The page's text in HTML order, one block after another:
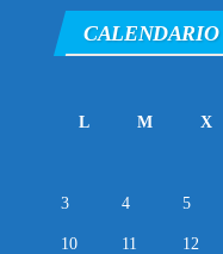
CALENDARIO
L
M X
3 4 5
10 11 12